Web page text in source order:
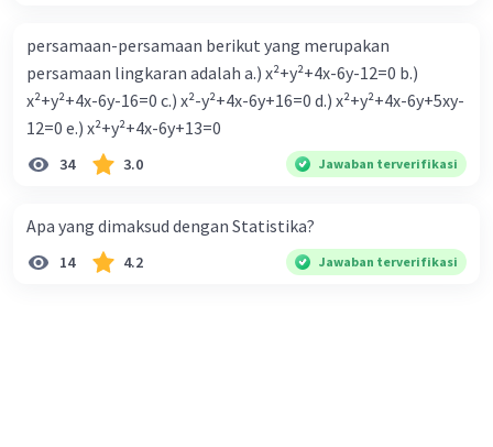
persamaan-persamaan berikut yang merupakan
persamaan lingkaran adalah a.) x²+y²+4x-6y-12=0 b.)
x²+y²+4x-6y-16=0 c.) x²-y²+4x-6y+16=0 d.) x²+y²+4x-6y+5xy-
12=0 e.) x²+y²+4x-6y+13=0
34 3.0 Jawaban terverifikasi
Apa yang dimaksud dengan Statistika?
14 4.2 Jawaban terverifikasi